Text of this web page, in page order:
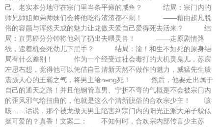
己、老实本分地守在宗门里当条平瘫的咸鱼？ 结局：宗门内的
师兄师姐师弟师妹们会将他吃得渣渣都不剩！ ——藉由超凡脱
俗的容颜与浑然天成的魅力让龙傲天爱自己爱得死去活来？ 结
局：直男癌分分钟将他剁了扔出去喂灵兽！ ——走原剧情路
线，逮着机会死劲儿下黑手？ 结局：淦！和生不如死的原身结
局有什么差别！ 作为一个经受过社会毒打的大机灵鬼儿，苏宸
左思右想，觉得他可以凭借自己清新天然不做作的魅力，威猛先生般
震慑人心的王霸之气，将男主给neng死！ 然后，他要走出属于
自己的通天之路！并且他钢管直男、宁折不弯的气概是不会被宗门内
的歪风邪气给扭曲的，他就是这么个清新脱俗的合欢宗少主！ 咳
咳……话说，那个被龙傲天男主陷害到宗门内的阳光正派大弟子貌似
挺可爱的？真香！文案二： 不知何时，合欢宗内部传言少主苏